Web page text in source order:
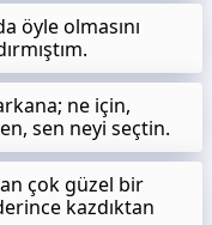
öyle olmasını
ne için,
sen neyi seçtin.
çok güzel bir
kazdıktan